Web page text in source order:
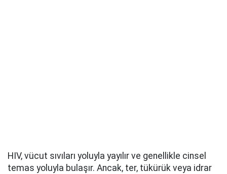
HIV, vücut sıvıları yoluyla yayılır ve genellikle cinsel
temas yoluyla bulaşır. Ancak, ter, tükürük veya idrar